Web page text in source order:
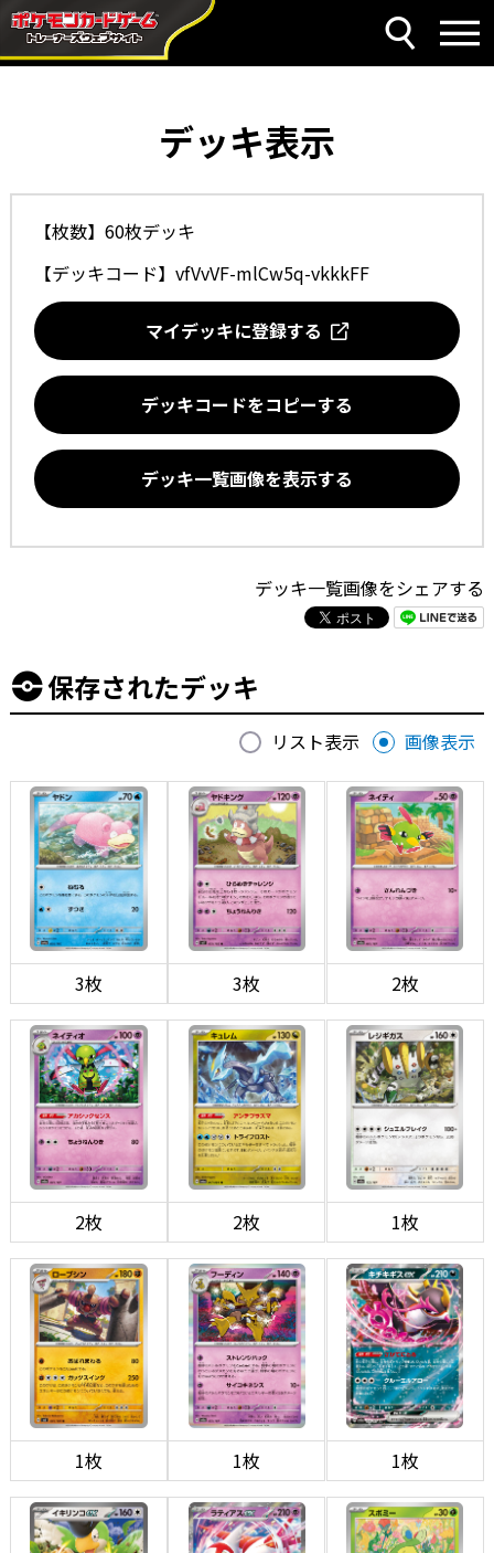
デッキ表示
【枚数】60枚デッキ
【デッキコード】 vfVvVF-mlCw5q-vkkkFF
マイデッキに登録する
デッキコードをコピーする
デッキ一覧画像を表示する
デッキ一覧画像をシェアする
保存されたデッキ
リスト表示 画像表示
3枚 3枚 2枚
2枚 2枚 1枚
1枚 1枚 1枚